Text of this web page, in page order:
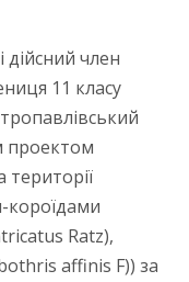
член
11 класу
проектом
короїдами
Ratz),
affinis F)) за